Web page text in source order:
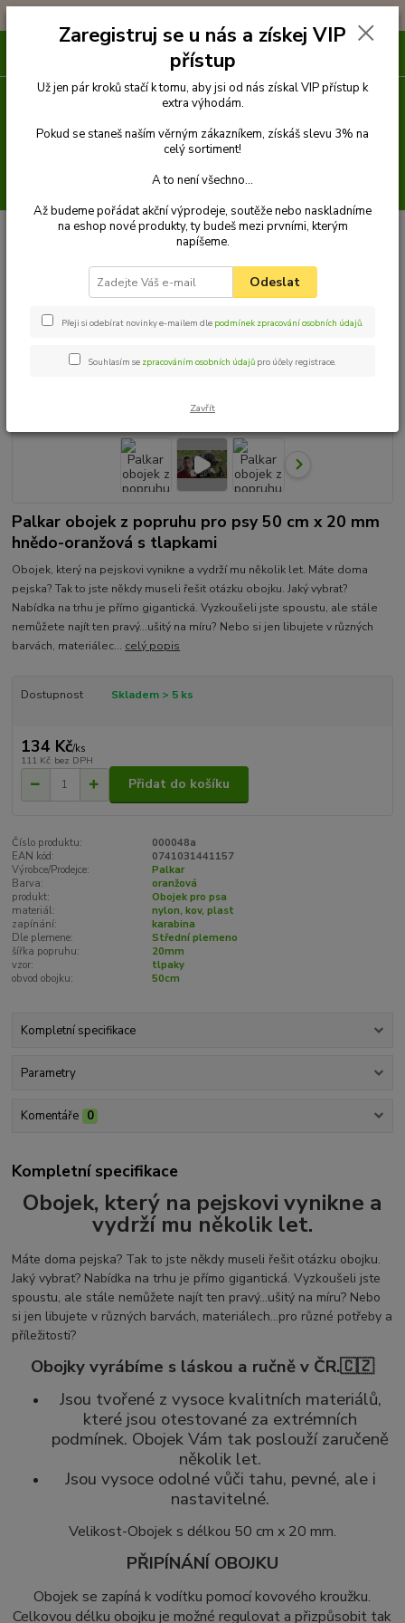
Venčení Obojky Obojky z popruhu
Obojek popruh 50 cm x
Palkar obojek z popruhu pro psy 50 cm x 20 mm hnědo-oranžová s
Palkar obojek z popruhu pro psy
50 cm x 20 mm hnědo-oranžová s
tlapkami
Palkar obojek z popruhu pro psy 50 cm x 20 mm
hnědo-oranžová s tlapkami
Obojek, který na pejskovi vynikne a vydrží mu několik let. Máte doma
pejska? Tak to jste někdy museli řešit otázku obojku. Jaký vybrat?
Nabídka na trhu je přímo gigantická. Vyzkoušeli jste spoustu, ale stále
nemůžete najít ten pravý...ušitý na míru? Nebo si jen libujete v různých
barvách, materiálec... celý popis
Dostupnost Skladem > 5 ks
134 Kč/ks
111 Kč bez DPH
Přidat do košíku
Číslo produktu:
000048a
EAN kód:
0741031441157
Výrobce/Prodejce:
Palkar
Barva:
oranžová
produkt:
Obojek pro psa
materiál:
nylon, kov, plast
zapínání:
karabina
Dle plemene:
Střední plemeno
šířka popruhu:
20mm
vzor:
tlpaky
obvod obojku:
50cm
Kompletní specifikace
Parametry
Komentáře 0
Kompletní specifikace
Obojek, který na pejskovi vynikne a
vydrží mu několik let.
Máte doma pejska? Tak to jste někdy museli řešit otázku obojku.
Jaký vybrat? Nabídka na trhu je přímo gigantická. Vyzkoušeli jste
spoustu, ale stále nemůžete najít ten pravý...ušitý na míru? Nebo
si jen libujete v různých barvách, materiálech...pro různé potřeby a
příležitosti?
Obojky vyrábíme s láskou a ručně v ČR.🇨🇿
Jsou tvořené z vysoce kvalitních materiálů,
které jsou otestované za extrémních
podmínek. Obojek Vám tak poslouží zaručeně
několik let.
Jsou vysoce odolné vůči tahu, pevné, ale i
nastavitelné.
Velikost-Obojek s délkou 50 cm x 20 mm.
PŘIPÍNÁNÍ OBOJKU
Obojek se zapíná k vodítku pomocí kovového kroužku.
Celkovou délku obojku je možné regulovat a přizpůsobit tak
Zaregistruj se u nás a získej VIP
přístup
Už jen pár kroků stačí k tomu, aby jsi od nás získal VIP přístup k
extra výhodám.
Pokud se staneš naším věrným zákazníkem, získáš slevu 3% na
celý sortiment!
A to není všechno...
Až budeme pořádat akční výprodeje, soutěže nebo naskladníme
na eshop nové produkty, ty budeš mezi prvními, kterým
napíšeme.
Odeslat
Přeji si odebírat novinky e-mailem dle podmínek zpracování osobních údajů.
Souhlasím se zpracováním osobních údajů pro účely registrace.
Zavřít